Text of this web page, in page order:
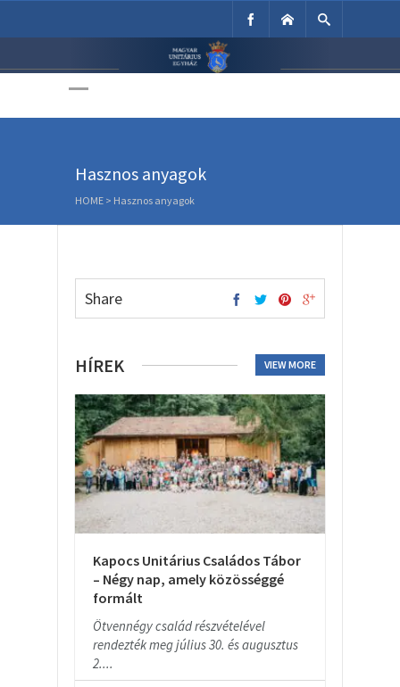
Unitárius Egyház
Hasznos anyagok
HOME > Hasznos anyagok
Share
HÍREK VIEW MORE
Kapocs Unitárius Családos Tábor
– Négy nap, amely közösséggé
formált
Ötvennégy család részvételével
rendezték meg július 30. és augusztus
2....